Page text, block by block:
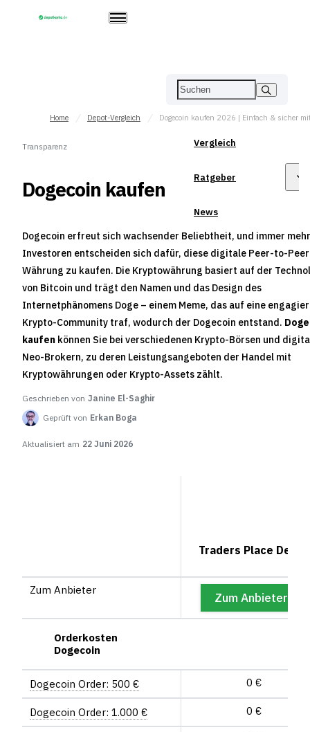
Vergleich
Ratgeber
News
Home Depot-Vergleich
Transparenz
Dogecoin kaufen
Dogecoin erfreut sich wachsender Beliebtheit, und immer mehr
Investoren entscheiden sich dafür, diese digitale Peer-to-
Währung zu kaufen. Die Kryptowährung basiert auf der
von Bitcoin und trägt den Namen und das Design des
Internetphänomens Doge – einem Meme, das auf eine
Krypto-Community traf, wodurch der Dogecoin entstand.
kaufen können Sie bei verschiedenen Krypto-Börsen und
Neo-Brokern, zu deren Leistungsangeboten der Handel mit
Kryptowährungen oder Krypto-Assets zählt.
Geschrieben von Janine El-Saghir
Geprüft von Erkan Boga
Aktualisiert am 22 Juni 2026
Traders Place Depot
Zum Anbieter
Zum Anbieter
Orderkosten
Dogecoin
Dogecoin Order: 500 € 0 €
Dogecoin Order: 1.000 € 0 €